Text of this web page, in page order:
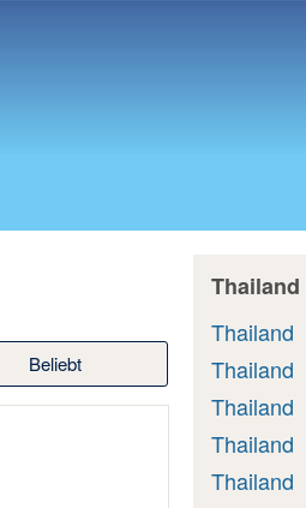
Beliebt
Thailand
Thailand
Thailand
Thailand
Thailand